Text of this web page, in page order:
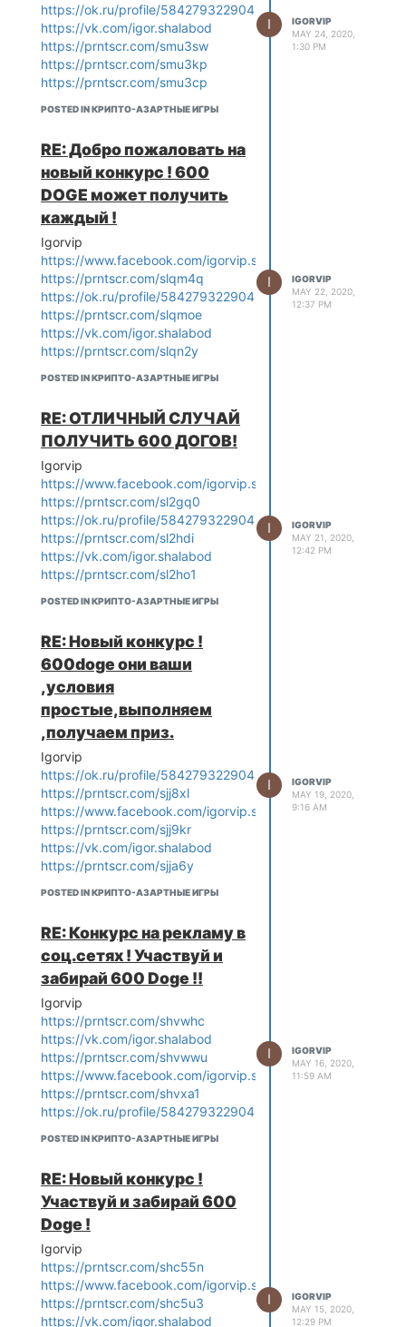
https://ok.ru/profile/584279322904
https://vk.com/igor.shalabod
https://prntscr.com/smu3sw
https://prntscr.com/smu3kp
https://prntscr.com/smu3cp
POSTED IN КРИПТО-АЗАРТНЫЕ ИГРЫ
I
IGORVIP
MAY 24, 2020,
1:30 PM
RE: Добро пожаловать на
новый конкурс ! 600
DOGE может получить
каждый !
Igorvip
https://www.facebook.com/igorvip.shalabod
https://prntscr.com/slqm4q
https://ok.ru/profile/584279322904
https://prntscr.com/slqmoe
https://vk.com/igor.shalabod
https://prntscr.com/slqn2y
POSTED IN КРИПТО-АЗАРТНЫЕ ИГРЫ
I
IGORVIP
MAY 22, 2020,
12:37 PM
RE: ОТЛИЧНЫЙ СЛУЧАЙ
ПОЛУЧИТЬ 600 ДОГОВ!
Igorvip
https://www.facebook.com/igorvip.shalabod
https://prntscr.com/sl2gq0
https://ok.ru/profile/584279322904
https://prntscr.com/sl2hdi
https://vk.com/igor.shalabod
https://prntscr.com/sl2ho1
POSTED IN КРИПТО-АЗАРТНЫЕ ИГРЫ
I
IGORVIP
MAY 21, 2020,
12:42 PM
RE: Новый конкурс !
600dоge они ваши
,условия
простые,выполняем
,получаем приз.
Igorvip
https://ok.ru/profile/584279322904
https://prntscr.com/sjj8xl
https://www.facebook.com/igorvip.shalabod
https://prntscr.com/sjj9kr
https://vk.com/igor.shalabod
https://prntscr.com/sjja6y
POSTED IN КРИПТО-АЗАРТНЫЕ ИГРЫ
I
IGORVIP
MAY 19, 2020,
9:16 AM
RE: Конкурс на рекламу в
соц.сетях ! Участвуй и
забирай 600 Doge !!
Igorvip
https://prntscr.com/shvwhc
https://vk.com/igor.shalabod
https://prntscr.com/shvwwu
https://www.facebook.com/igorvip.shalabod
https://prntscr.com/shvxa1
https://ok.ru/profile/584279322904
POSTED IN КРИПТО-АЗАРТНЫЕ ИГРЫ
I
IGORVIP
MAY 16, 2020,
11:59 AM
RE: Новый конкурс !
Участвуй и забирай 600
Doge !
Igorvip
https://prntscr.com/shc55n
https://www.facebook.com/igorvip.shalabod
https://prntscr.com/shc5u3
https://vk.com/igor.shalabod
I
IGORVIP
MAY 15, 2020,
12:29 PM